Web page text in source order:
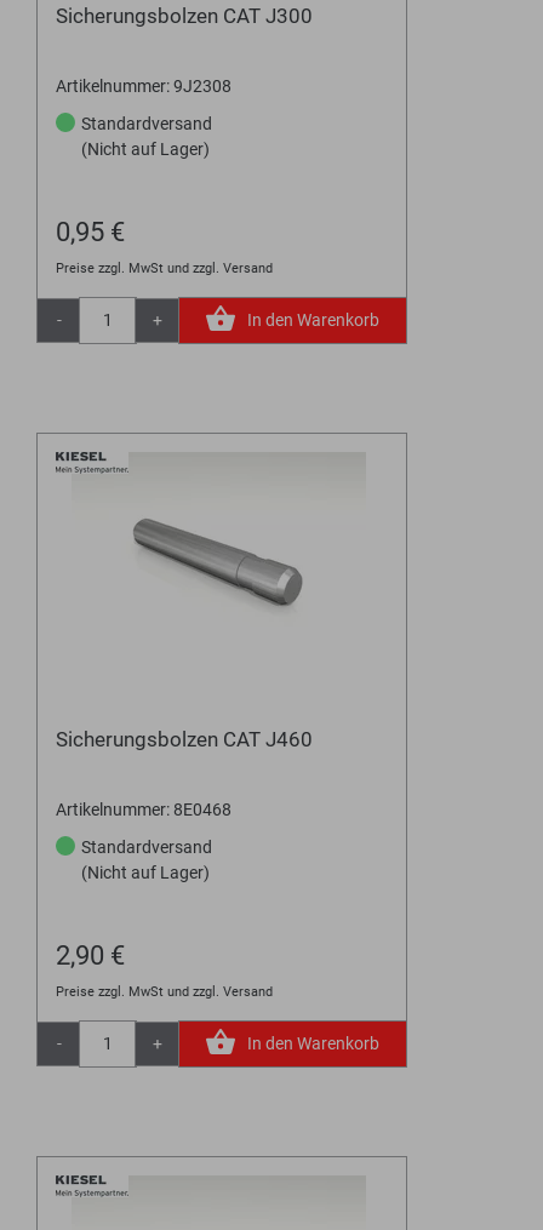
Sicherungsbolzen CAT J300
Artikelnummer: 9J2308
Standardversand
(Nicht auf Lager)
0,95 €
Preise zzgl. MwSt und zzgl. Versand
- + In den Warenkorb
Sicherungsbolzen CAT J460
Artikelnummer: 8E0468
Standardversand
(Nicht auf Lager)
2,90 €
Preise zzgl. MwSt und zzgl. Versand
- + In den Warenkorb